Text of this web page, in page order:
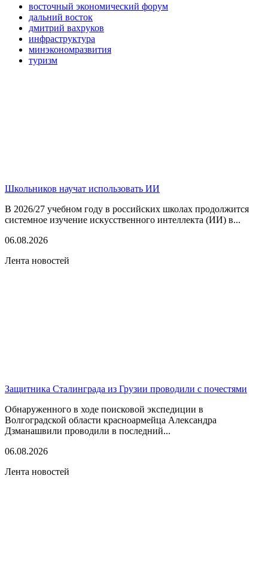
восточный экономический форум
дальний восток
дмитрий вахруков
инфраструктура
минэкономразвития
туризм
Школьников научат использовать ИИ
В 2026/27 учебном году в российских школах продолжится
системное изучение искусственного интеллекта (ИИ) в...
06.08.2026
Лента новостей
Защитника Сталинграда из Грузии проводили с почестями
Обнаруженного в ходе поисковой экспедиции в
Волгоградской области красноармейца Александра
Дзманашвили проводили в последний...
06.08.2026
Лента новостей